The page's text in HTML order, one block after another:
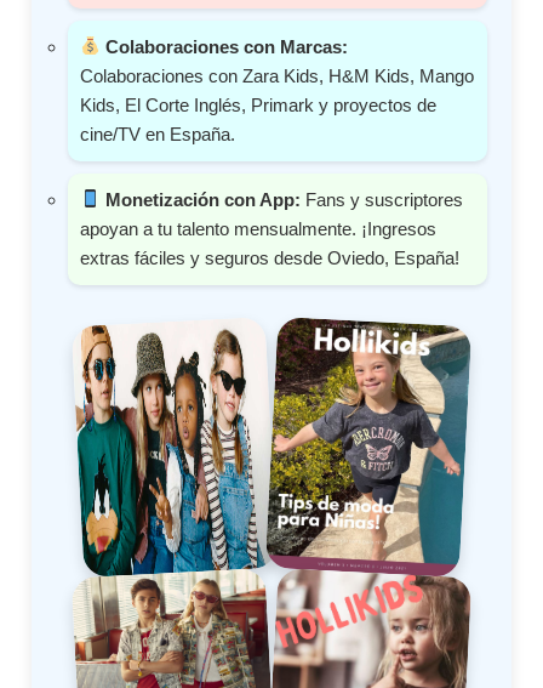
Colaboraciones con Marcas:
Colaboraciones con Zara Kids, H&M Kids, Mango
Kids, El Corte Inglés, Primark y proyectos de
cine/TV en España.
Monetización con App: Fans y suscriptores
apoyan a tu talento mensualmente. ¡Ingresos
extras fáciles y seguros desde Oviedo, España!